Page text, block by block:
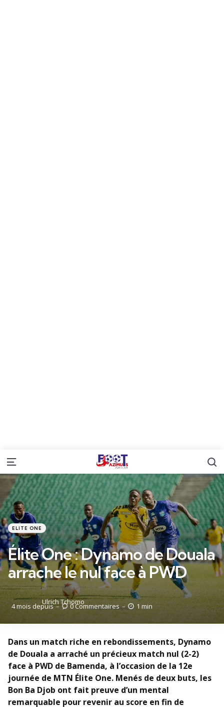
Menu
Catégories
Posté
dans
ELITE ONE
Élite One : Dynamo de Douala
arrache le nul face à PWD
Posté
par
Ulrich Tchomo
4 mois depuis 0Commentaires 1 min
Dans un match riche en rebondissements, Dynamo
de Douala a arraché un précieux match nul (2-2)
face à PWD de Bamenda, à l’occasion de la 12e
journée de MTN Élite One. Menés de deux buts, les
Bon Ba Djob ont fait preuve d’un mental
remarquable pour revenir au score en fin de